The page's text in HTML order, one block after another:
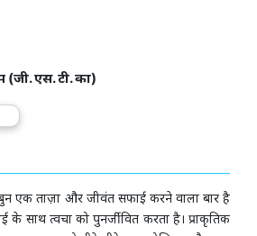
(जी. एस. टी. का)
एक ताज़ा और जीवंत सफाई करने वाला बार है
साथ त्वचा को पुनर्जीवित करता है। प्राकृतिक